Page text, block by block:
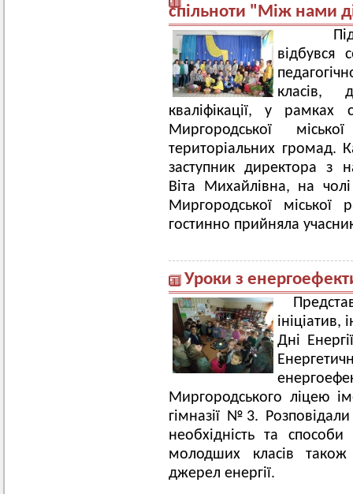
спільноти "Між нами
Під
відбувся
класів,
кваліфікації, у рамках
Миргородської
територіальних громад.
заступник директора з
Віта Михайлівна, на
Миргородської
гостинно прийняла
Уроки з
Дні
Миргородського ліцею
гімназії №3.
необхідність та
молодших класів
джерел енергії.